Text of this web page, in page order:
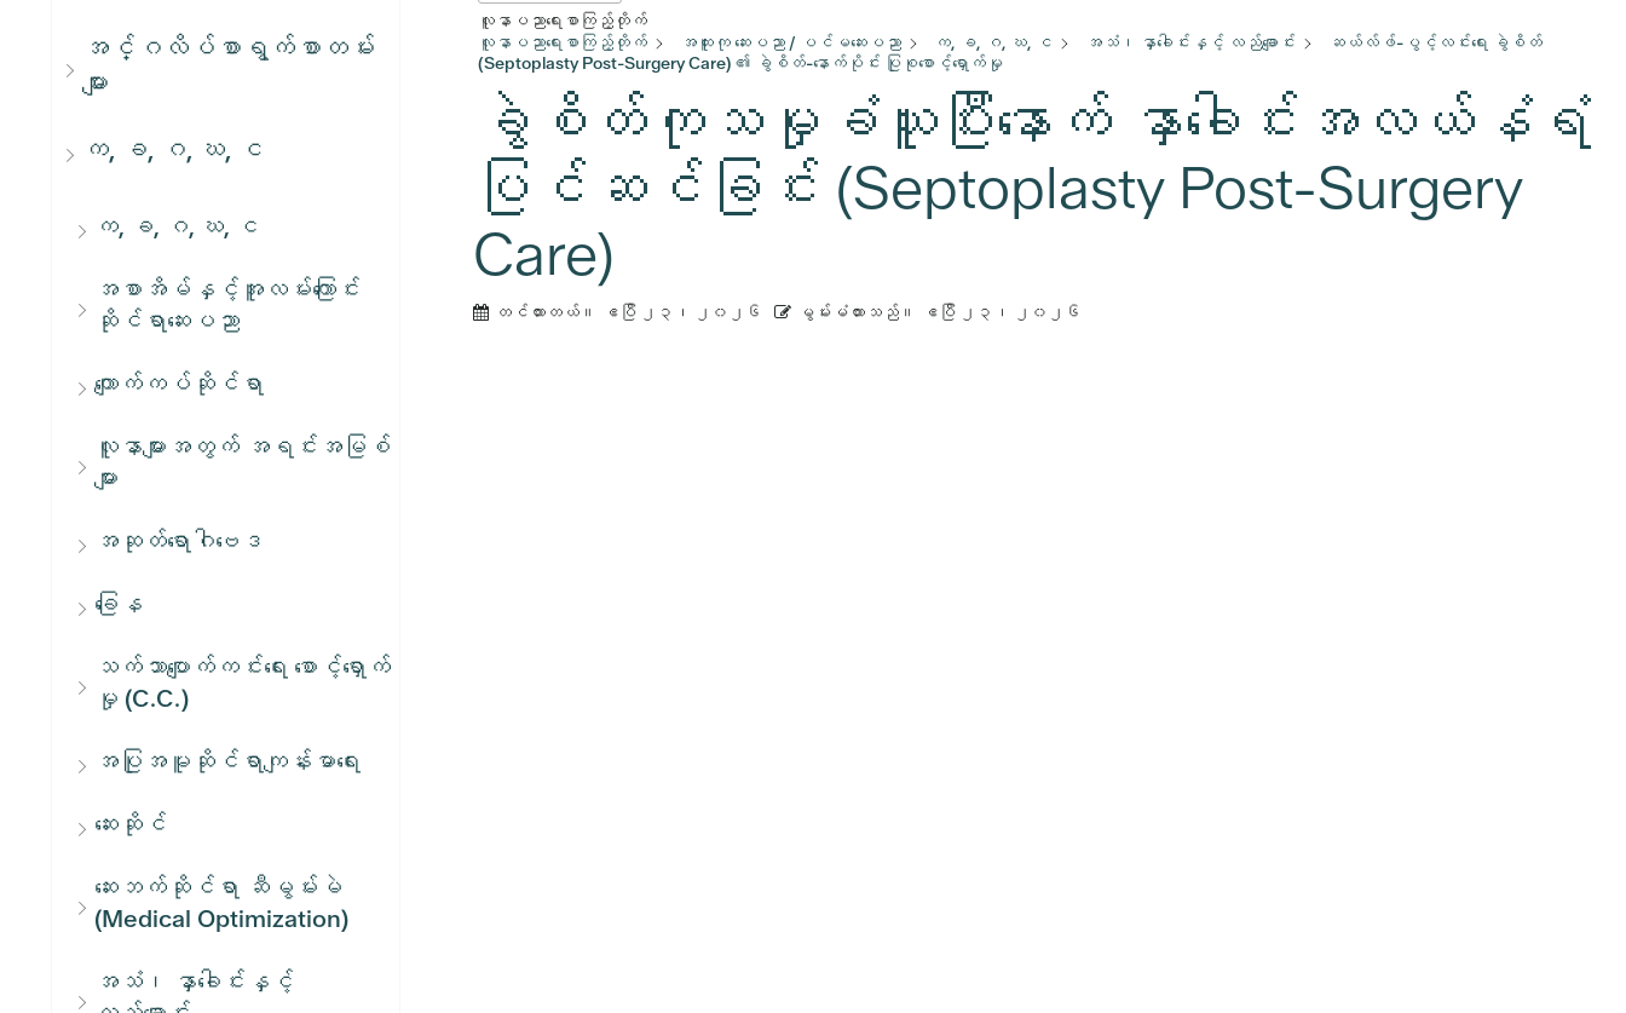
အင်္ဂလိပ်စာရွက်စာတမ်း
များ
က, ခ, ဂ, ဃ, င
က, ခ, ဂ, ဃ, င
အစာအိမ်နှင့်အူလမ်းကြောင်း
ဆိုင်ရာဆေးပညာ
ကျောက်ကပ်ဆိုင်ရာ
လူနာများအတွက် အရင်းအမြစ်
များ
အဆုတ်ရောဂါဗေဒ
ခြေန
သက်သာပျောက်ကင်းရေး စောင့်ရှောက်
မှု (C.C.)
အပြုအမူဆိုင်ရာကျန်းမာရေး
ဆေးဆိုင်
ဆေးဘက်ဆိုင်ရာ ဆီမွမ်းမဲ
(Medical Optimization)
အသံ၊ နှာခေါင်းနှင့်
လူနာပညာရေးစာကြည့်တိုက်
လူနာပညာရေးစာကြည့်တိုက်
အထူးကု ဆေးပညာ / ပင်မဆေးပညာ က, ခ, ဂ, ဃ, င အသံ၊ နှာခေါင်းနှင့် လည်ချောင်း
ဆယ်လ်ဖ်-ပွင့်လင်းရေး ခွဲစိတ်
(Septoplasty Post-Surgery Care) ၏ ခွဲစိတ်-နောက်ပိုင်း ပြုစုစောင့်ရှောက်မှု
ခွဲစိတ်ကုသမှုခံယူပြီးနောက် နှာခေါင်းအလယ်နံရံ
ပြင်ဆင်ခြင်း (Septoplasty Post-Surgery
Care)
တင်ထားတယ်။ ဧပြီ ၂၃၊ ၂၀၂၆ မွမ်းမံထားသည်။ ဧပြီ ၂၃၊ ၂၀၂၆